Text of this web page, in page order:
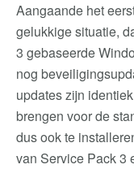
Aangaande het
gelukkige situatie,
3 gebaseerde
nog
updates zijn
brengen voor de
dus ook te
van Service Pack 3